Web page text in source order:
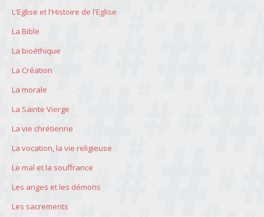
L'Eglise et l'Histoire de l'Eglise
La Bible
La bioéthique
La Création
La morale
La Sainte Vierge
La vie chrétienne
La vocation, la vie religieuse
Le mal et la souffrance
Les anges et les démons
Les sacrements